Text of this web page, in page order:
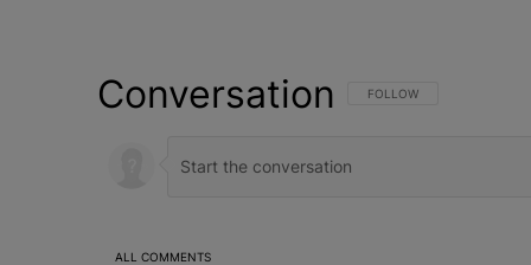
Conversation FOLLOW THIS
FOLLOW
ALL COMMENTS